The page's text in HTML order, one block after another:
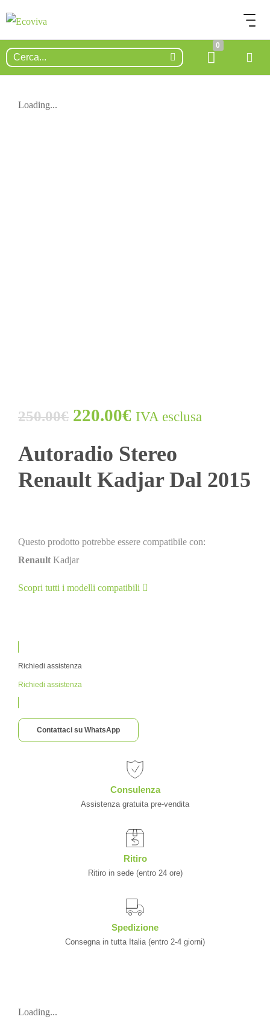
0
Loading...
250.00€ 220.00€ IVA esclusa
Autoradio Stereo
Renault Kadjar Dal 2015
Questo prodotto potrebbe essere compatibile con:
Renault Kadjar
Scopri tutti i modelli compatibili
Richiedi assistenza
Richiedi assistenza
Contattaci su WhatsApp
Consulenza
Assistenza gratuita pre-vendita
Ritiro
Ritiro in sede (entro 24 ore)
Spedizione
Consegna in tutta Italia (entro 2-4 giorni)
Loading...